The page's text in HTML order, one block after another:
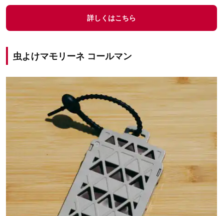
詳しくはこちら
虫よけマモリーネ コールマン